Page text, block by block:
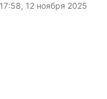
12 ноября 2025